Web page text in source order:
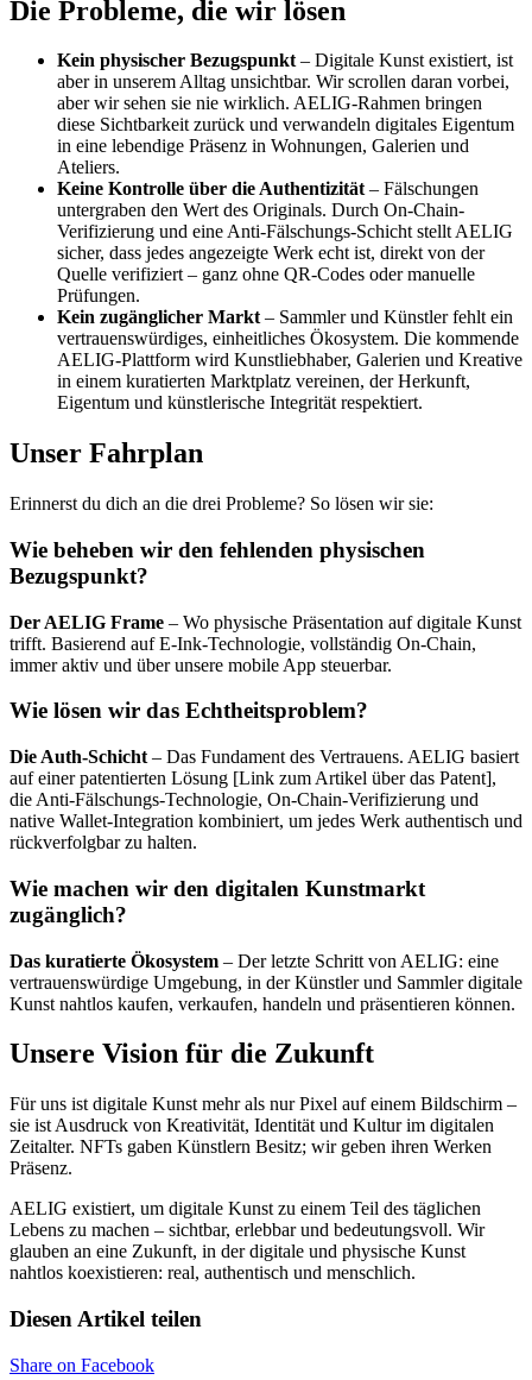
Die Probleme, die wir lösen
Kein physischer Bezugspunkt– Digitale Kunst existiert, ist
aber in unserem Alltag unsichtbar. Wir scrollen daran vorbei,
aber wir sehen sie nie wirklich. AELIG-Rahmen bringen
diese Sichtbarkeit zurück und verwandeln digitales Eigentum
in eine lebendige Präsenz in Wohnungen, Galerien und
Ateliers.
Keine Kontrolle über die Authentizität– Fälschungen
untergraben den Wert des Originals. Durch On-Chain-
Verifizierung und eine Anti-Fälschungs-Schicht stellt AELIG
sicher, dass jedes angezeigte Werk echt ist, direkt von der
Quelle verifiziert – ganz ohne QR-Codes oder manuelle
Prüfungen.
Kein zugänglicher Markt– Sammler und Künstler fehlt ein
vertrauenswürdiges, einheitliches Ökosystem. Die kommende
AELIG-Plattform wird Kunstliebhaber, Galerien und Kreative
in einem kuratierten Marktplatz vereinen, der Herkunft,
Eigentum und künstlerische Integrität respektiert.
Unser Fahrplan
Erinnerst du dich an die drei Probleme? So lösen wir sie:
Wie beheben wir den fehlenden physischen
Bezugspunkt?
Der AELIG Frame – Wo physische Präsentation auf digitale Kunst
trifft. Basierend auf E-Ink-Technologie, vollständig On-Chain,
immer aktiv und über unsere mobile App steuerbar.
Wie lösen wir das Echtheitsproblem?
Die Auth-Schicht – Das Fundament des Vertrauens. AELIG basiert
auf einer patentierten Lösung [Link zum Artikel über das Patent],
die Anti-Fälschungs-Technologie, On-Chain-Verifizierung und
native Wallet-Integration kombiniert, um jedes Werk authentisch und
rückverfolgbar zu halten.
Wie machen wir den digitalen Kunstmarkt
zugänglich?
Das kuratierte Ökosystem – Der letzte Schritt von AELIG: eine
vertrauenswürdige Umgebung, in der Künstler und Sammler digitale
Kunst nahtlos kaufen, verkaufen, handeln und präsentieren können.
Unsere Vision für die Zukunft
Für uns ist digitale Kunst mehr als nur Pixel auf einem Bildschirm –
sie ist Ausdruck von Kreativität, Identität und Kultur im digitalen
Zeitalter. NFTs gaben Künstlern Besitz; wir geben ihren Werken
Präsenz.
AELIG existiert, um digitale Kunst zu einem Teil des täglichen
Lebens zu machen – sichtbar, erlebbar und bedeutungsvoll. Wir
glauben an eine Zukunft, in der digitale und physische Kunst
nahtlos koexistieren: real, authentisch und menschlich.
Diesen Artikel teilen
Share on Facebook